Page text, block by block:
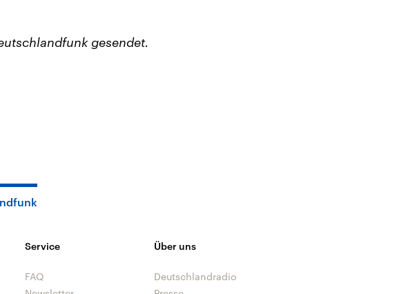
gesendet.
Service
FAQ
Über uns
Deutschlandradio